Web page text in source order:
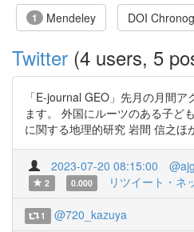
1 Mendeley DOI
Twitter (4 users, 5
「E-journal GEO」先月の月間
ます。 外国にルーツのある子ど
に関する地理的研究 岩間 信之
2023-07-20 08:15:00
2
0.000 リツイート・ネ
1 @720_kazuya